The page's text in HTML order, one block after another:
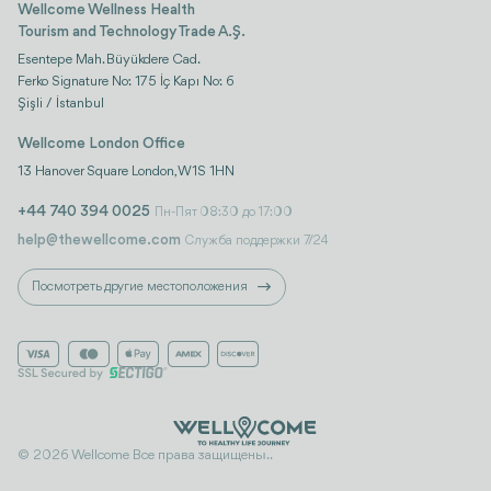
Wellcome Wellness Health
Tourism and Technology Trade A.Ş.
Esentepe Mah. Büyükdere Cad.
Ferko Signature No: 175 İç Kapı No: 6
Şişli / İstanbul
Wellcome London Office
13 Hanover Square London, W1S 1HN
+44 740 394 0025 Пн-Пят 08:30 до 17:00
help@thewellcome.com Служба поддержки 7/24
Посмотреть другие местоположения
© 2026 Wellcome Все права защищены..